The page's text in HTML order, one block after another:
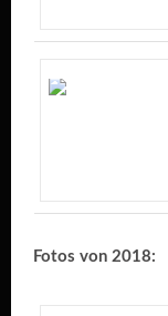
Fotos von 2018: